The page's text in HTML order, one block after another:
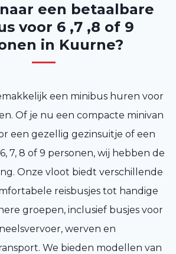
een betaalbare
voor 6 ,7 ,8 of 9
in Kuurne?
een minibus huren voor
Of je nu een compacte minivan
een gezellig gezinsuitje of een
7, 8 of 9 personen, wij hebben de
Onze vloot biedt verschillende
reisbusjes tot handige
groepen, inclusief busjes voor
werven en
We bieden modellen van